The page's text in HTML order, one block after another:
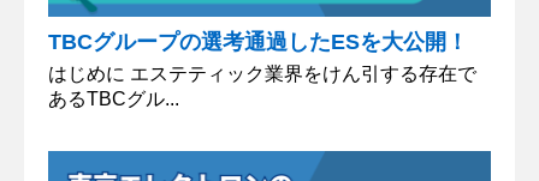
TBCグループの選考通過したESを大公開！
はじめに エステティック業界をけん引する存在で
あるTBCグル...